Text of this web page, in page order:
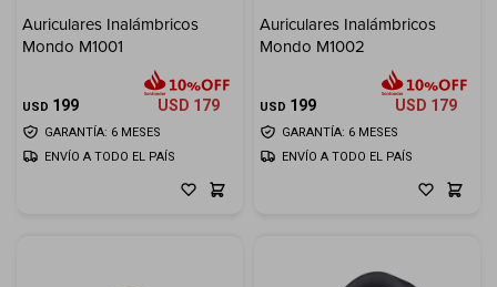
Auriculares Inalámbricos
Mondo M1001
USD 199 USD 179
GARANTÍA: 6 MESES
ENVÍO A TODO EL PAÍS
Auriculares Inalámbricos
Mondo M1002
USD 199 USD 179
GARANTÍA: 6 MESES
ENVÍO A TODO EL PAÍS
Hogar